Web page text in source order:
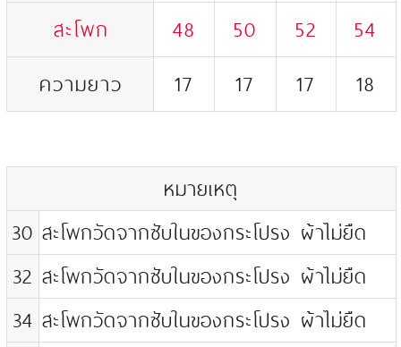
สะโพก
48 50 52
54
ความยาว
17 17 17 18
หมายเหตุ
30 สะโพกวัดจากซับในของกระโปรง ผ้าไม่ยืด
32 สะโพกวัดจากซับในของกระโปรง ผ้าไม่ยืด
34 สะโพกวัดจากซับในของกระโปรง ผ้าไม่ยืด